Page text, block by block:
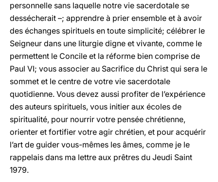
personnelle sans laquelle notre vie sacerdotale se
dessécherait –; apprendre à prier ensemble et à avoir
des échanges spirituels en toute simplicité; célébrer le
Seigneur dans une liturgie digne et vivante, comme le
permettent le Concile et la réforme bien comprise de
Paul VI; vous associer au Sacrifice du Christ qui sera le
sommet et le centre de votre vie sacerdotale
quotidienne. Vous devez aussi profiter de l’expérience
des auteurs spirituels, vous initier aux écoles de
spiritualité, pour nourrir votre pensée chrétienne,
orienter et fortifier votre agir chrétien, et pour acquérir
l’art de guider vous-mêmes les âmes, comme je le
rappelais dans ma lettre aux prêtres du Jeudi Saint
1979.